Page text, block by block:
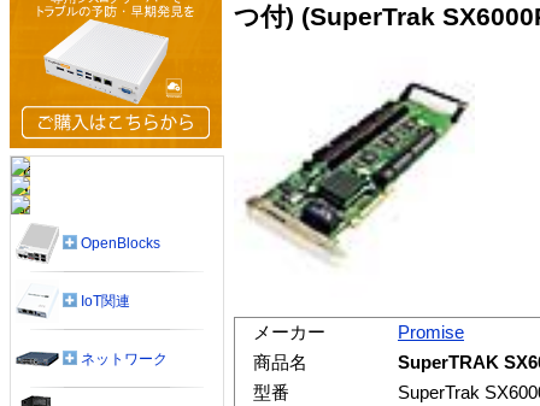
つ付) (SuperTrak
メーカー
Promise
商品名
SuperTRAK
型番
SuperTrak
OpenBlocks
IoT関連
ネットワーク